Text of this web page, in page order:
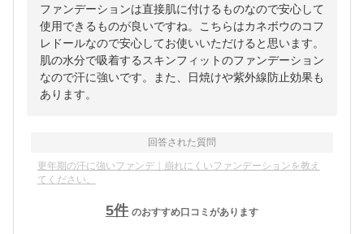
ファンデーションは直接肌に付けるものなので安心して
使用できるものが良いですね。こちらはカネボウのコフ
レドールなので安心してお使いいただけると思います。
肌の水分で吸着するスキンフィットのファンデーション
なので汗に強いです。また、日焼けや紫外線防止効果も
あります。
回答された質問
更年期の汗に強いファンデ｜崩れにくいファンデーションを教え
てください。
5件 のおすすめ口コミがあります